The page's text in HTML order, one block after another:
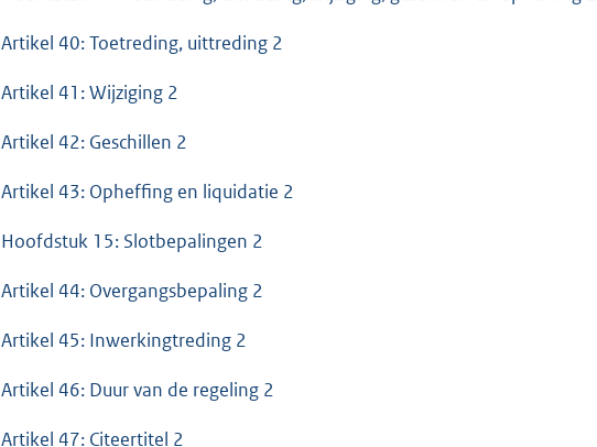
Artikel 40: Toetreding, uittreding 2
Artikel 41: Wijziging 2
Artikel 42: Geschillen 2
Artikel 43: Opheffing en liquidatie 2
Hoofdstuk 15: Slotbepalingen 2
Artikel 44: Overgangsbepaling 2
Artikel 45: Inwerkingtreding 2
Artikel 46: Duur van de regeling 2
Artikel 47: Citeertitel 2